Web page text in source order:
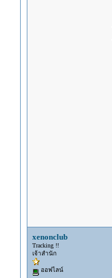
xenonclub
Tracking !!
เจ้าสำนัก
ออฟไลน์